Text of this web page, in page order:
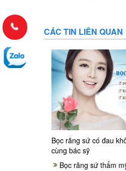
CÁC TIN LIÊN QUAN
Bọc răng sứ có đau
cùng bác sỹ
Bọc răng sứ thẩm